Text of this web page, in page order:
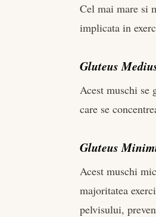
Cel mai mare si
implicata in
Gluteus
Acest muschi se
care se
Gluteus
Acest muschi
majoritatea
pelvisului,